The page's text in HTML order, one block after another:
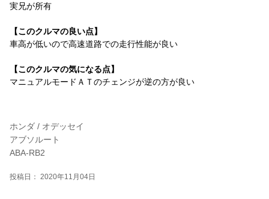
実兄が所有
【このクルマの良い点】
車高が低いので高速道路での走行性能が良い
【このクルマの気になる点】
マニュアルモードＡＴのチェンジが逆の方が良い
ホンダ / オデッセイ
アブソルート
ABA-RB2
投稿日： 2020年11月04日